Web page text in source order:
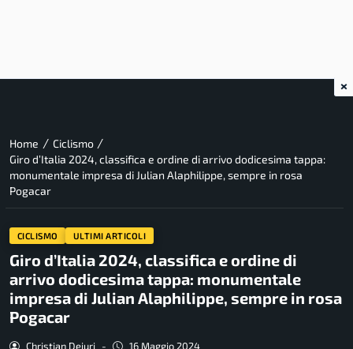
Home / Ciclismo /
Giro d’Italia 2024, classifica e ordine di arrivo dodicesima tappa:
monumentale impresa di Julian Alaphilippe, sempre in rosa
Pogacar
CICLISMO ULTIMI ARTICOLI
Giro d’Italia 2024, classifica e ordine di
arrivo dodicesima tappa: monumentale
impresa di Julian Alaphilippe, sempre in rosa
Pogacar
Christian Deiuri - 16 Maggio 2024
×